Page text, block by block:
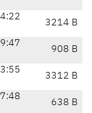
3214 B
908 B
3312 B
638 B